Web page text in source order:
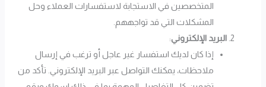
المتخصصين في الاستجابة لاستفسارات العملاء وحل
المشكلات التي قد تواجههم.
البريد الإلكتروني:
إذا كان لديك استفسار غير عاجل أو ترغب في إرسال
ملاحظات، يمكنك التواصل عبر البريد الإلكتروني. تأكد من